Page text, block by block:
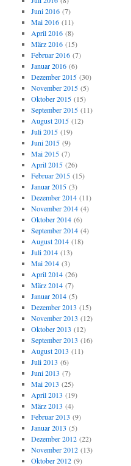
Juni 2016(7)
Mai 2016(11)
April 2016(8)
März 2016(15)
Februar 2016(7)
Januar 2016(6)
Dezember 2015(30)
November 2015(5)
Oktober 2015(15)
September 2015(11)
August 2015(12)
Juli 2015(19)
Juni 2015(9)
Mai 2015(7)
April 2015(26)
Februar 2015(15)
Januar 2015(3)
Dezember 2014(11)
November 2014(4)
Oktober 2014(6)
September 2014(4)
August 2014(18)
Juli 2014(13)
Mai 2014(3)
April 2014(26)
März 2014(7)
Januar 2014(5)
Dezember 2013 (15)
November 2013 (12)
Oktober 2013 (12)
September 2013 (16)
August 2013 (11)
Juli 2013 (6)
Juni 2013 (7)
Mai 2013 (25)
April 2013 (19)
März 2013 (4)
Februar 2013 (9)
Januar 2013 (5)
Dezember 2012(22)
November 2012(13)
Oktober 2012(9)